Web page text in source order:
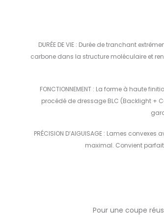
DURÉE DE VIE : Durée de tranchant
carbone dans la structure moléculaire et
FONCTIONNEMENT : La forme à haute
procédé de dressage BLC (Backlight +
PRÉCISION D’AIGUISAGE : Lames
maximal. Convient
Pour une coupe